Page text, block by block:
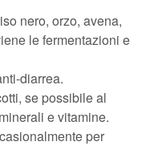
nero, orzo, avena,
le fermentazioni e
diarrea.
se possibile al
e vitamine.
per